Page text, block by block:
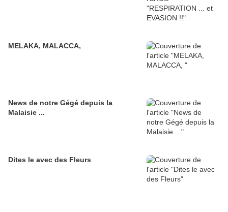
MELAKA, MALACCA,
News de notre Gégé depuis la
Malaisie ...
Dites le avec des Fleurs